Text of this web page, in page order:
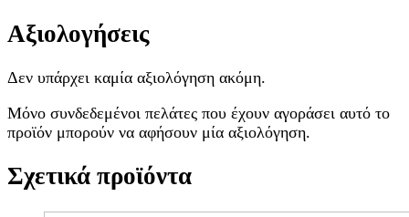
Αξιολογήσεις
Δεν υπάρχει καμία αξιολόγηση ακόμη.
Μόνο συνδεδεμένοι πελάτες που έχουν αγοράσει αυτό το
προϊόν μπορούν να αφήσουν μία αξιολόγηση.
Σχετικά προϊόντα